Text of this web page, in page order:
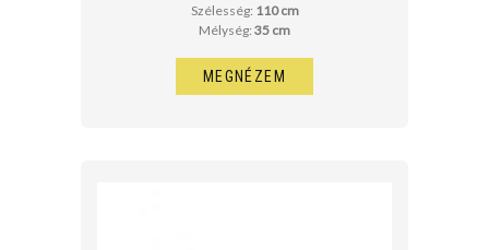
Szélesség: 110 cm
Mélység: 35 cm
MEGNÉZEM